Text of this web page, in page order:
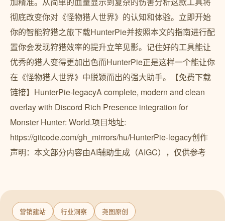
彻底改变你对《怪物猎人世界》的认知和体验。立即开始
你的智能狩猎之旅下载HunterPie并按照本文的指南进行配
置你会发现狩猎效率的提升立竿见影。记住好的工具能让
优秀的猎人变得更加出色而HunterPie正是这样一个能让你
在《怪物猎人世界》中脱颖而出的强大助手。【免费下载
链接】HunterPie-legacyA complete, modern and clean
overlay with Discord Rich Presence integration for
Monster Hunter: World.项目地址:
https://gitcode.com/gh_mirrors/hu/HunterPie-legacy创作
声明：本文部分内容由AI辅助生成（AIGC），仅供参考
营销建站 行业洞察 尧图原创